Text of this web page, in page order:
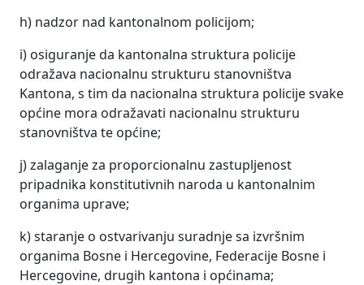
h) nadzor nad kantonalnom policijom;
i) osiguranje da kantonalna struktura policije
odražava nacionalnu strukturu stanovništva
Kantona, s tim da nacionalna struktura policije svake
općine mora odražavati nacionalnu strukturu
stanovništva te općine;
j) zalaganje za proporcionalnu zastupljenost
pripadnika konstitutivnih naroda u kantonalnim
organima uprave;
k) staranje o ostvarivanju suradnje sa izvršnim
organima Bosne i Hercegovine, Federacije Bosne i
Hercegovine, drugih kantona i općinama;